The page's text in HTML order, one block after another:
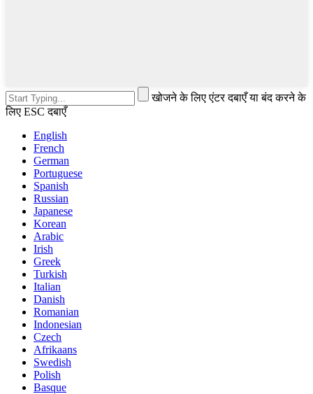
खोजने के लिए एंटर दबाएँ या बंद करने के
लिए ESC दबाएँ
English
French
German
Portuguese
Spanish
Russian
Japanese
Korean
Arabic
Irish
Greek
Turkish
Italian
Danish
Romanian
Indonesian
Czech
Afrikaans
Swedish
Polish
Basque